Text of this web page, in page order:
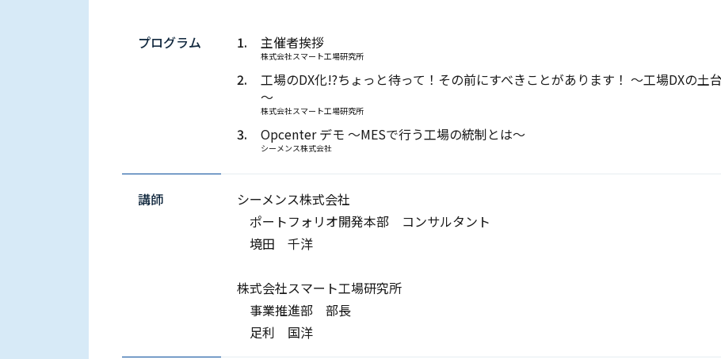
プログラム 1. 主催者挨拶
株式会社スマート工場研究所
2.
工場のDX化!?ちょっと待って！その前にすべきことがあります！​ ～工場DXの土
～​
株式会社スマート工場研究所
3. Opcenter デモ ～MESで行う工場の統制とは～
シーメンス株式会社
講師
シーメンス株式会社​
ポートフォリオ開発本部 コンサルタント
境田 千洋​
株式会社スマート工場研究所​
事業推進部 部長​
足利 国洋​